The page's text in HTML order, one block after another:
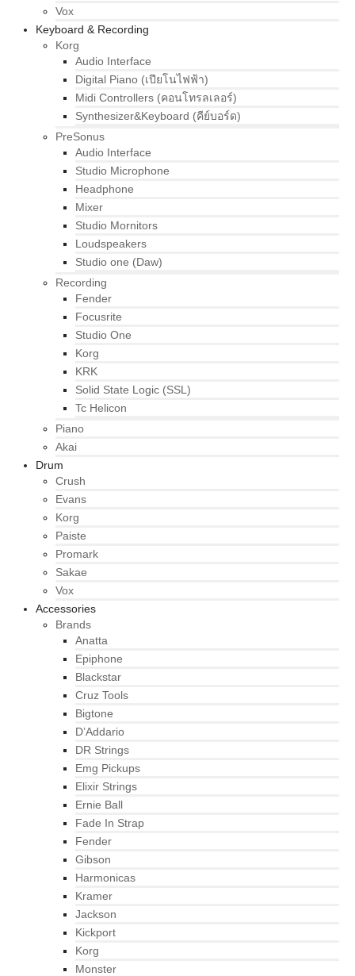
Vox
Keyboard & Recording
Korg
Audio Interface
Digital Piano (เปียโนไฟฟ้า)
Midi Controllers (คอนโทรลเลอร์)
Synthesizer&Keyboard (คีย์บอร์ด)
PreSonus
Audio Interface
Studio Microphone
Headphone
Mixer
Studio Mornitors
Loudspeakers
Studio one (Daw)
Recording
Fender
Focusrite
Studio One
Korg
KRK
Solid State Logic (SSL)
Tc Helicon
Piano
Akai
Drum
Crush
Evans
Korg
Paiste
Promark
Sakae
Vox
Accessories
Brands
Anatta
Epiphone
Blackstar
Cruz Tools
Bigtone
D’Addario
DR Strings
Emg Pickups
Elixir Strings
Ernie Ball
Fade In Strap
Fender
Gibson
Harmonicas
Kramer
Jackson
Kickport
Korg
Monster